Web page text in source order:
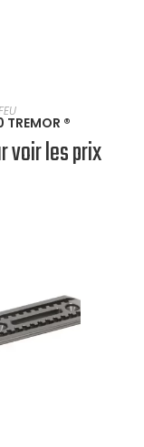
TREMOR ®
voir les prix